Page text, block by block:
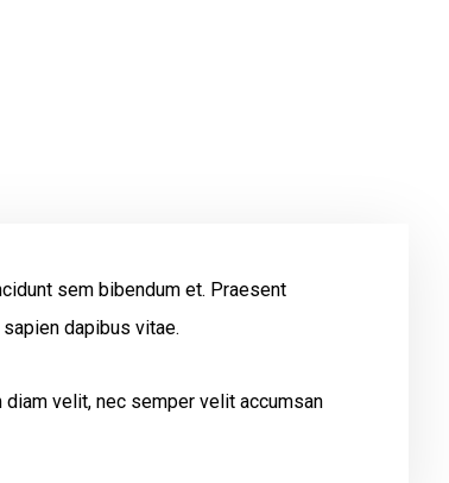
sem bibendum et. Praesent
dapibus vitae.
velit, nec semper velit accumsan